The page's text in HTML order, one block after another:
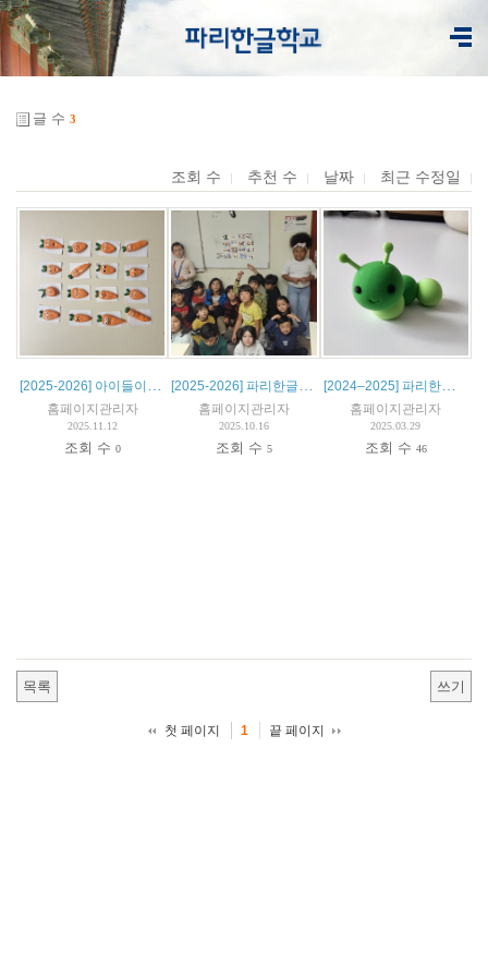
글 수 3
조회 수 추천 수 날짜 최근 수정일
[2025-2026] 아이들이 만든 클레이아트를 소개합니다.
홈페이지관리자
2025.11.12
조회 수 0
[2025-2026] 파리한글학교 클레이아트 첫 수업
홈페이지관리자
2025.10.16
조회 수 5
[2024–2025] 파리한글학교 클레이아트 수업 작품 소개
홈페이지관리자
2025.03.29
조회 수 46
목록 쓰기
첫 페이지 1 끝 페이지